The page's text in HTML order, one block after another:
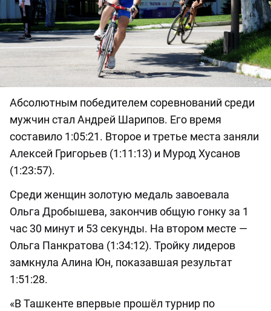
Абсолютным победителем соревнований среди
мужчин стал Андрей Шарипов. Его время
составило 1:05:21. Второе и третье места заняли
Алексей Григорьев (1:11:13) и Мурод Хусанов
(1:23:57).
Среди женщин золотую медаль завоевала
Ольга Дробышева, закончив общую гонку за 1
час 30 минут и 53 секунды. На втором месте —
Ольга Панкратова (1:34:12). Тройку лидеров
замкнула Алина Юн, показавшая результат
1:51:28.
«В Ташкенте впервые прошёл турнир по